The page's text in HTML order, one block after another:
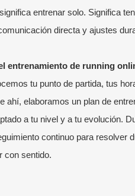
entrenar solo. Significa
directa y ajustes
entrenamiento de running
tu punto de partida, tus
ahí, elaboramos un plan de
a tu nivel y a tu evolución.
continuo para resolver
con sentido.